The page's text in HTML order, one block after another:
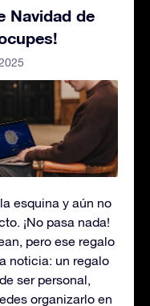
Navidad de
esquina y aún no
¡No pasa nada!
pero ese regalo
noticia: un regalo
ser personal,
organizarlo en